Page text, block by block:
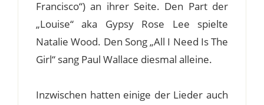
Francisco“) an ihrer Seite. Den Part der
„Louise“ aka Gypsy Rose Lee spielte
Natalie Wood. Den Song „All I Need Is The
Girl“ sang Paul Wallace diesmal alleine.
Inzwischen hatten einige der Lieder auch